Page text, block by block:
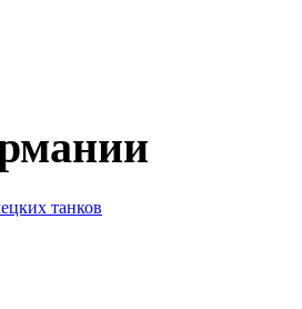
танков